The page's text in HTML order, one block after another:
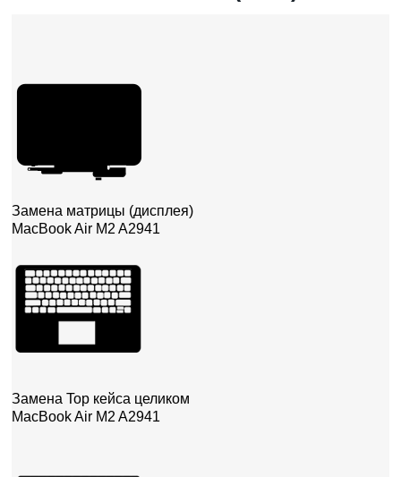
Замена матрицы (дисплея)
MacBook Air M2 A2941
Замена Top кейса целиком
MacBook Air M2 A2941